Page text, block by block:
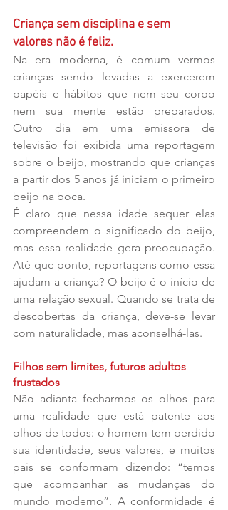
Criança sem disciplina e sem
valores não é feliz.
Na era moderna, é comum vermos
crianças sendo levadas a exercerem
papéis e hábitos que nem seu corpo
nem sua mente estão preparados.
Outro dia em uma emissora de
televisão foi exibida uma reportagem
sobre o beijo, mostrando que crianças
a partir dos 5 anos já iniciam o primeiro
beijo na boca.
É claro que nessa idade sequer elas
compreendem o significado do beijo,
mas essa realidade gera preocupação.
Até que ponto, reportagens como essa
ajudam a criança? O beijo é o início de
uma relação sexual. Quando se trata de
descobertas da criança, deve-se levar
com naturalidade, mas aconselhá-las.
Filhos sem limites, futuros adultos
frustados
Não adianta fecharmos os olhos para
uma realidade que está patente aos
olhos de todos: o homem tem perdido
sua identidade, seus valores, e muitos
pais se conformam dizendo: “temos
que acompanhar as mudanças do
mundo moderno”. A conformidade é